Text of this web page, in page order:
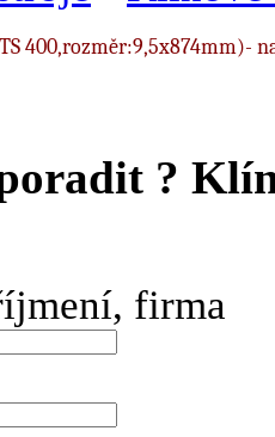
TS 400,rozměr:9,5x874mm)-
?
firma